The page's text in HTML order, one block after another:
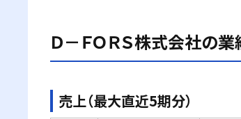
Ｄ－ＦＯＲＳ株式会社の業
売上（最大直近5期分）